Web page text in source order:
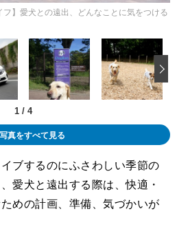
フ】愛犬との遠出、どんなことに気をつける
1 / 4
写真をすべて見る
ブするのにふさわしい季節の
愛犬と遠出する際は、快適・
めの計画、準備、気づかいが